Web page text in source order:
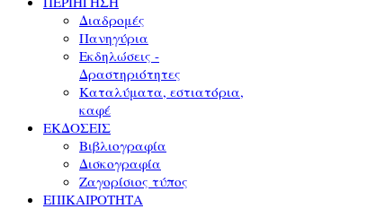
Διαδρομές
Πανηγύρια
Εκδηλώσεις -
Δραστηριότητες
Καταλύματα, εστιατόρια,
καφέ
ΕΚΔΟΣΕΙΣ
Βιβλιογραφία
Δισκογραφία
Ζαγορίσιος τύπος
ΕΠΙΚΑΙΡΟΤΗΤΑ